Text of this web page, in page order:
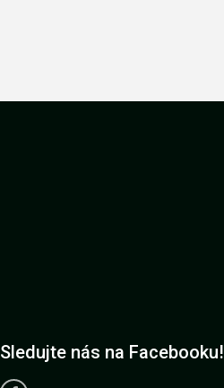
Sledujte nás na Facebooku!